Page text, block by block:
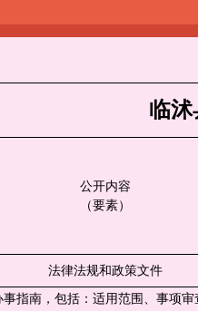
临
公开内容
（要素）
法律法规和政策文件
事指南，包括：适用范围、事项审